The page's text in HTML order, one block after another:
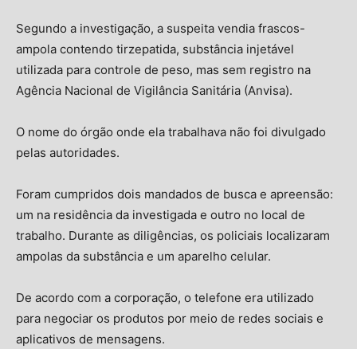
Segundo a investigação, a suspeita vendia frascos-
ampola contendo tirzepatida, substância injetável
utilizada para controle de peso, mas sem registro na
Agência Nacional de Vigilância Sanitária (Anvisa).
O nome do órgão onde ela trabalhava não foi divulgado
pelas autoridades.
Foram cumpridos dois mandados de busca e apreensão:
um na residência da investigada e outro no local de
trabalho. Durante as diligências, os policiais localizaram
ampolas da substância e um aparelho celular.
De acordo com a corporação, o telefone era utilizado
para negociar os produtos por meio de redes sociais e
aplicativos de mensagens.